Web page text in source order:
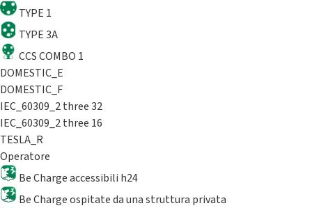
TYPE 1
TYPE 3A
CCS COMBO 1
DOMESTIC_E
DOMESTIC_F
IEC_60309_2 three 32
IEC_60309_2 three 16
TESLA_R
Operatore
Be Charge accessibili h24
Be Charge ospitate da una struttura privata